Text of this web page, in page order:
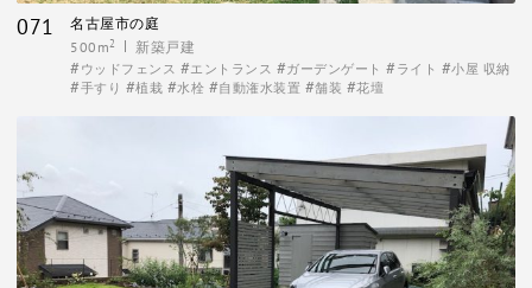
071
名古屋市の庭
500m2 新築戸建
ウッドフェンス エントランス ガーデンゲート ライト
小屋 収納
手すり
植栽 水栓 自動潅水装置 舗装 花壇